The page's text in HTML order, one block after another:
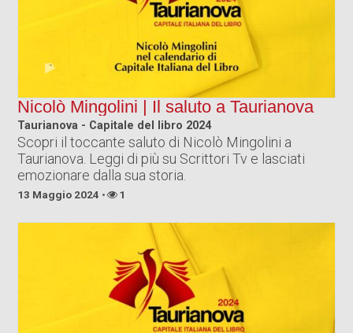
Nicolò Mingolini | Il saluto a Taurianova
Taurianova - Capitale del libro 2024
Scopri il toccante saluto di Nicolò Mingolini a
Taurianova. Leggi di più su Scrittori Tv e lasciati
emozionare dalla sua storia.
13 Maggio 2024 1